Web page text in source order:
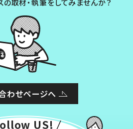
の取材・執筆をしてみませんか？
わせページへ
US!